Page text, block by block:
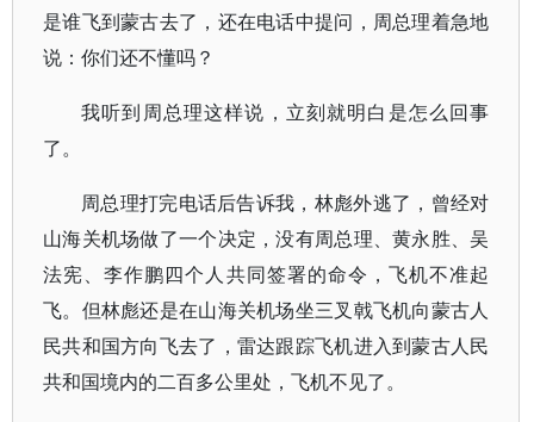
是谁飞到蒙古去了，还在电话中提问，周总理着急地
说：你们还不懂吗？
我听到周总理这样说，立刻就明白是怎么回事
了。
周总理打完电话后告诉我，林彪外逃了，曾经对
山海关机场做了一个决定，没有周总理、黄永胜、吴
法宪、李作鹏四个人共同签署的命令，飞机不准起
飞。但林彪还是在山海关机场坐三叉戟飞机向蒙古人
民共和国方向飞去了，雷达跟踪飞机进入到蒙古人民
共和国境内的二百多公里处，飞机不见了。